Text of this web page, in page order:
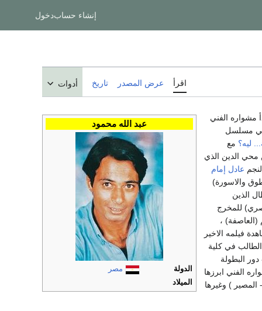
إنشاء حسابدخول
اقرأ عرض المصدر تاريخ أدوات
عبد الله محمود
الدولة
مصر
الميلاد
السرطان ولد عام 1959م بدأ مشواره الفني
في مسلسل
ليه؟ مع
محي الدين الذي
عادل إمام
والاسورة)
الذين
للمخرج
،
فيلمه الاخير
وله ابنان احمد الطالب في كلية
البطولة
الفني ابرزها
) وغيرها